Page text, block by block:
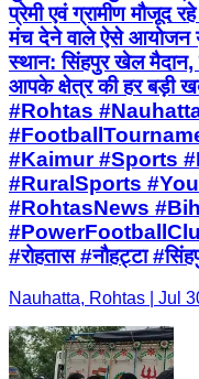
प्रेमी एवं ग्रामीण मौजूद
मंच देने वाले ऐसे आयोजन
स्थान: सिंहपुर खेल मैदान,
आपके क्षेत्र की हर
#Rohtas
#Kaimur #Sports
#RuralSports
#RohtasNews
#रोहतास #नौहट्टा
Nauhatta, Rohtas | Jul